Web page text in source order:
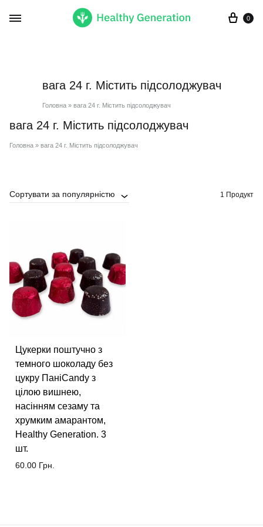
0
вага 24 г. Містить підсолоджувач
Головна» вага 24 г. Містить підсолоджувач
вага 24 г. Містить підсолоджувач
Головна » вага 24 г. Містить підсолоджувач
Сортувати за популярністю 1 Продукт
Цукерки поштучно з
темного шоколаду без
цукру ПаніCandy з
цілою вишнею,
насінням сезаму та
хрумким амарантом,
Healthy Generation. 3
шт.
60.00 Грн.